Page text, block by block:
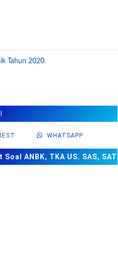
Tahun 2020.
WHATSAPP
ANBK, TKA US. SAS, SAT